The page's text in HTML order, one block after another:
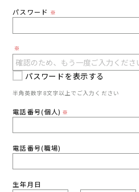
パスワード ※
※
パスワードを表示する
半角英数字8文字以上でご入力ください
電話番号(個人) ※
電話番号(職場)
生年月日